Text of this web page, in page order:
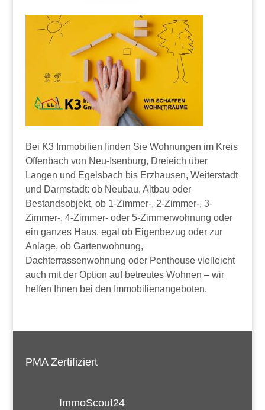
Bei K3 Immobilien finden Sie Wohnungen im Kreis
Offenbach von Neu-Isenburg, Dreieich über
Langen und Egelsbach bis Erzhausen, Weiterstadt
und Darmstadt: ob Neubau, Altbau oder
Bestandsobjekt, ob 1-Zimmer-, 2-Zimmer-, 3-
Zimmer-, 4-Zimmer- oder 5-Zimmerwohnung oder
ein ganzes Haus, egal ob Eigenbezug oder zur
Anlage, ob Gartenwohnung,
Dachterrassenwohnung oder Penthouse vielleicht
auch mit der Option auf betreutes Wohnen – wir
helfen Ihnen bei den Immobilienangeboten.
PMA Zertifiziert
ImmoScout24